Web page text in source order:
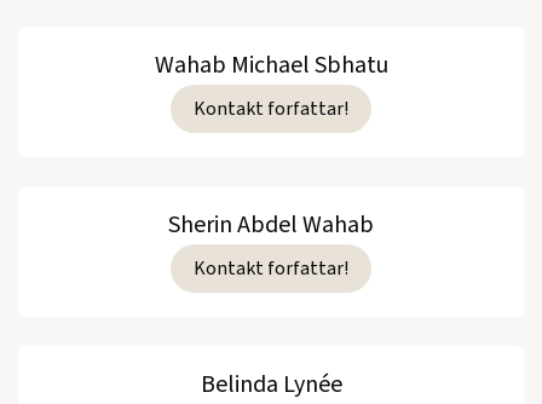
Wahab Michael Sbhatu
Kontakt forfattar!
Sherin Abdel Wahab
Kontakt forfattar!
Belinda Lynée